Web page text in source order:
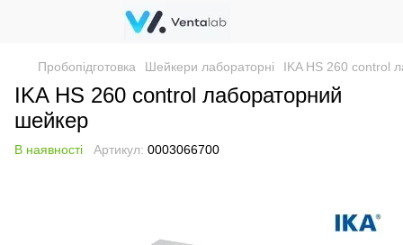
Пробопідготовка Шейкери лабораторні IKA HS 260 control
IKA HS 260 control лабораторний
шейкер
В наявності Артикул: 0003066700